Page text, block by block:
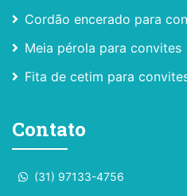
Cordão encerado para
Meia pérola para convites
Fita de cetim para
Contato
(31) 97133-4756